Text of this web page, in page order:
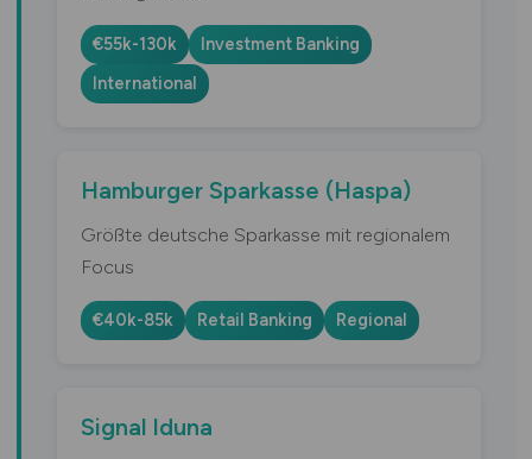
€55k-130k
Investment Banking
International
Hamburger Sparkasse (Haspa)
Größte deutsche Sparkasse mit regionalem
Focus
€40k-85k Retail Banking Regional
Signal Iduna